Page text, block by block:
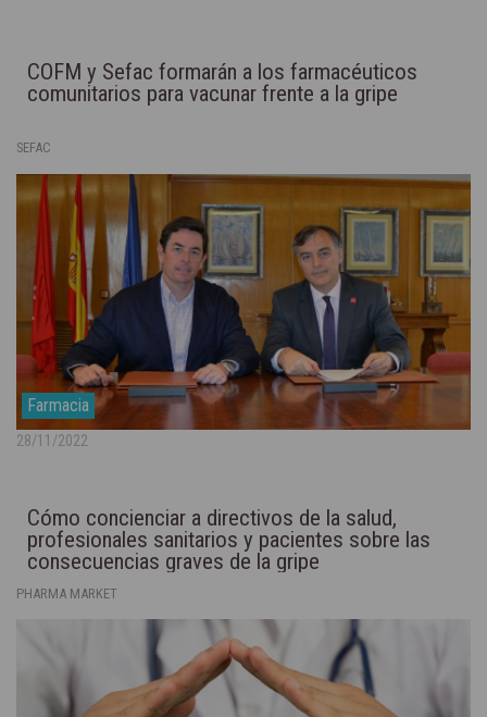
COFM y Sefac formarán a los farmacéuticos
comunitarios para vacunar frente a la gripe
SEFAC
Farmacia
28/11/2022
Cómo concienciar a directivos de la salud,
profesionales sanitarios y pacientes sobre las
consecuencias graves de la gripe
PHARMA MARKET